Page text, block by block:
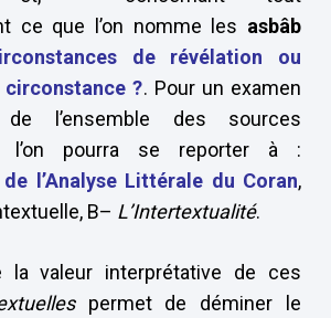
ce que l’on nomme les asbâb
de révélation ou
?. Pour un examen
de l’ensemble des sources
l’on pourra se reporter à :
l’Analyse Littérale du Coran,
B– L’Intertextualité.
la valeur interprétative de ces
permet de déminer le